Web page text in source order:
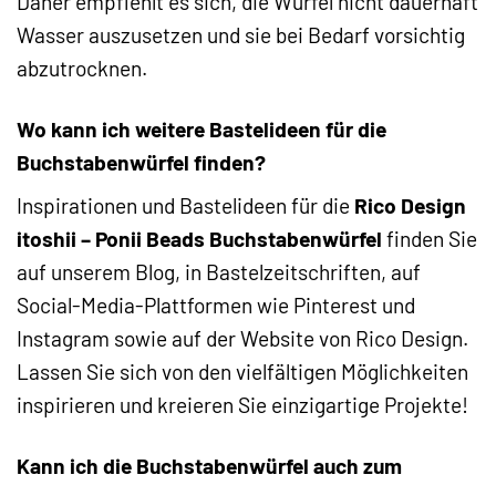
Wasser auszusetzen und sie bei Bedarf vorsichtig
abzutrocknen.
Wo kann ich weitere Bastelideen für die
Buchstabenwürfel finden?
Inspirationen und Bastelideen für die Rico Design
itoshii – Ponii Beads Buchstabenwürfel finden Sie
auf unserem Blog, in Bastelzeitschriften, auf
Social-Media-Plattformen wie Pinterest und
Instagram sowie auf der Website von Rico Design.
Lassen Sie sich von den vielfältigen Möglichkeiten
inspirieren und kreieren Sie einzigartige Projekte!
Kann ich die Buchstabenwürfel auch zum